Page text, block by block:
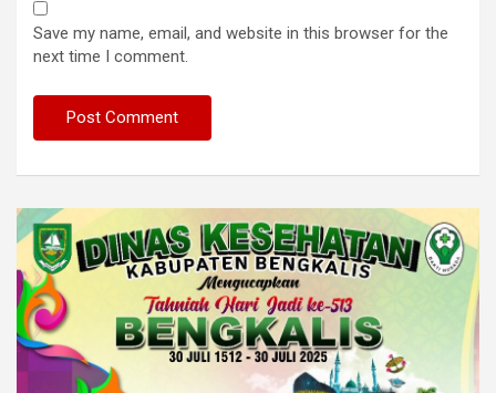
Save my name, email, and website in this browser for the
next time I comment.